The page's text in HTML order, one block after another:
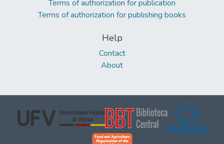
Terms of authorization for publication
Terms of authorization for publishing books
Help
Contact
About